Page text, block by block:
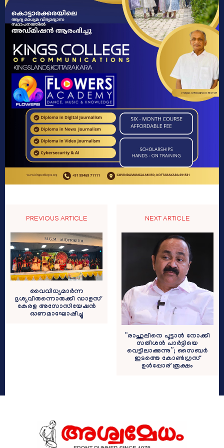
PREVIOUS ARTICLE
വൈവിധ്യമാർന്ന
ദൃശ്യവിരുന്നൊരുക്കി ഡാളസ്
കേരള അസോസിയേഷൻ
ഓണമാഘോഷിച്ചു
NEXT ARTICLE
“രാഹുലിനെ പൂട്ടാൻ നോക്കി
സതീശന്‍ പാർട്ടിയെ
വെട്ടിലാക്കുന്നു”; സൈബർ
ഇടത്തെ കോണ്‍ഗ്രസ്
ഉള്‍പ്പോര് രൂക്ഷം